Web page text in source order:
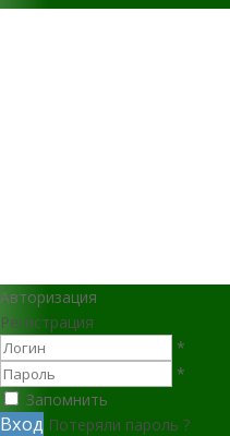
Авторизация
Регистрация
*
*
Запомнить
Вход Потеряли пароль ?